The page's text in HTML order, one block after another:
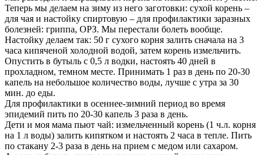
Теперь мы делаем на зиму из него заготовки: сухой корень –
для чая и настойку спиртовую – для профилактики заразных
болезней: гриппа, ОРЗ. Мы перестали болеть вообще.
Настойку делаем так: 50 г сухого корня залить сначала на 3
часа кипяченой холодной водой, затем корень измельчить.
Опустить в бутыль с 0,5 л водки, настоять 40 дней в
прохладном, темном месте. Принимать 1 раз в день по 20-30
капель на небольшое количество воды, лучше с утра за 30
мин. до еды.
Для профилактики в осеннее-зимний период во время
эпидемий пить по 20-30 капель 3 раза в день.
Дети и моя мама пьют чай: измельченный корень (1 ч.л. корня
на 1 л воды) залить кипятком и настоять 2 часа в тепле. Пить
по стакану 2-3 раза в день на прием с медом или сахаром.